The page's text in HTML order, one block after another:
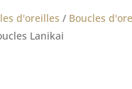
d'oreilles / Boucles
Lanikai